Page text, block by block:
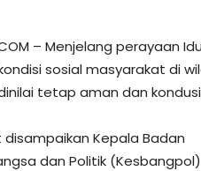
– Menjelang perayaan
sosial masyarakat di
tetap aman dan
Kepala Badan
dan Politik